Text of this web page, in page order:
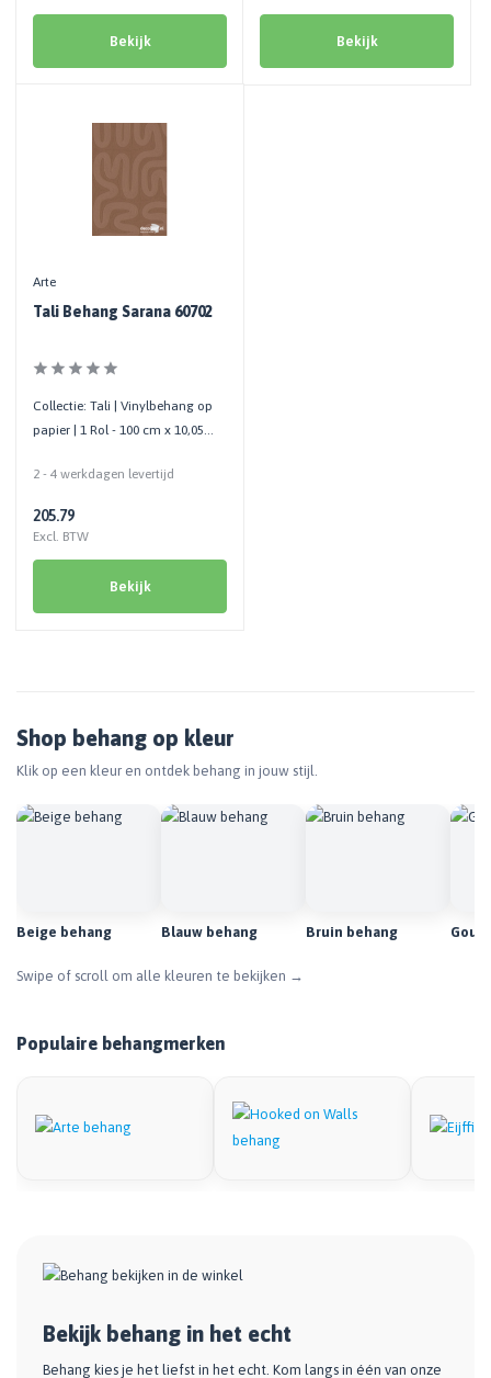
Bekijk Bekijk
Arte
Tali Behang Sarana 60702
Collectie: Tali | Vinylbehang op
papier | 1 Rol - 100 cm x 10,05
2 - 4 werkdagen levertijd
205.79
Excl. BTW
Bekijk
Shop behang op kleur
Klik op een kleur en ontdek behang in jouw stijl.
Beige behang Blauw behang Bruin behang Goud
Swipe of scroll om alle kleuren te bekijken →
Populaire behangmerken
Bekijk behang in het echt
Behang kies je het liefst in het echt. Kom langs in één van onze